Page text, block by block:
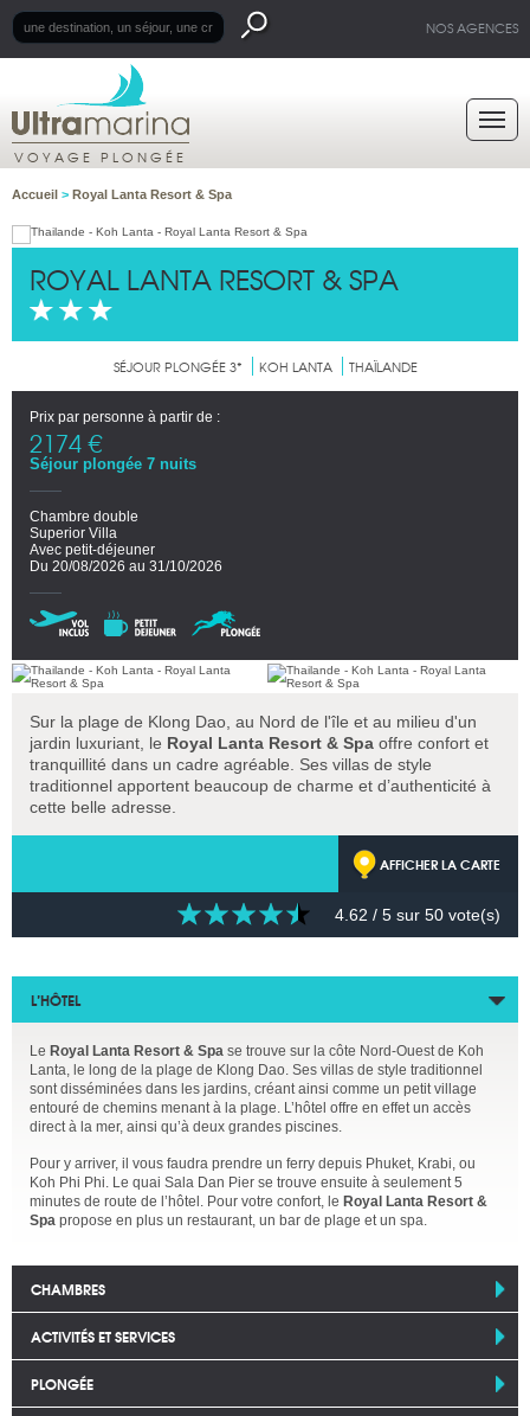
NOS AGENCES
VOYAGE PLONGÉE
Accueil > Royal Lanta Resort & Spa
ROYAL LANTA RESORT & SPA
SÉJOUR PLONGÉE 3* KOH LANTA THAÏLANDE
Prix par personne à partir de :
2174 €
Séjour plongée 7 nuits
Chambre double
Superior Villa
Avec petit-déjeuner
Du 20/08/2026 au 31/10/2026
Sur la plage de Klong Dao, au Nord de l'île et au milieu d'un
jardin luxuriant, le Royal Lanta Resort & Spa offre confort et
tranquillité dans un cadre agréable. Ses villas de style
traditionnel apportent beaucoup de charme et d’authenticité à
cette belle adresse.
AFFICHER LA CARTE
4.62 / 5 sur 50 vote(s)
L’HÔTEL
Le Royal Lanta Resort & Spa se trouve sur la côte Nord-Ouest de Koh
Lanta, le long de la plage de Klong Dao. Ses villas de style traditionnel
sont disséminées dans les jardins, créant ainsi comme un petit village
entouré de chemins menant à la plage. L’hôtel offre en effet un accès
direct à la mer, ainsi qu’à deux grandes piscines.
Pour y arriver, il vous faudra prendre un ferry depuis Phuket, Krabi, ou
Koh Phi Phi. Le quai Sala Dan Pier se trouve ensuite à seulement 5
minutes de route de l’hôtel. Pour votre confort, le Royal Lanta Resort &
Spa propose en plus un restaurant, un bar de plage et un spa.
CHAMBRES
ACTIVITÉS ET SERVICES
PLONGÉE